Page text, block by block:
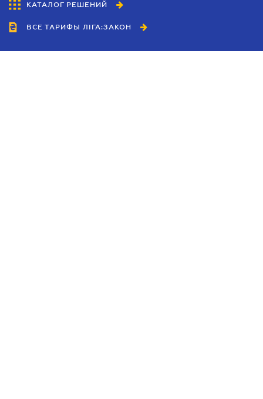
КАТАЛОГ РЕШЕНИЙ
ВСЕ ТАРИФЫ ЛІГА:ЗАКОН